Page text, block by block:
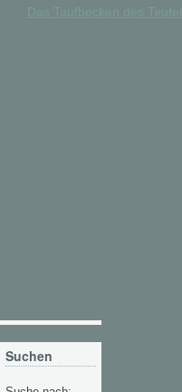
Das Taufbecken des Teufels
Suchen